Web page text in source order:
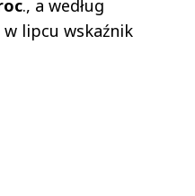
., a według
w lipcu wskaźnik